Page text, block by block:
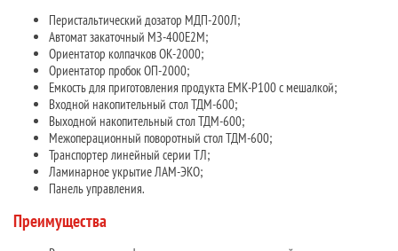
Перистальтический дозатор МДП-200Л;
Автомат закаточный МЗ-400Е2М;
Ориентатор колпачков ОК-2000;
Ориентатор пробок ОП-2000;
Емкость для приготовления продукта ЕМК-Р100 с мешалкой;
Входной накопительный стол ТДМ-600;
Выходной накопительный стол ТДМ-600;
Межоперационный поворотный стол ТДМ-600;
Транспортер линейный серии ТЛ;
Ламинарное укрытие ЛАМ-ЭКО;
Панель управления.
Преимущества